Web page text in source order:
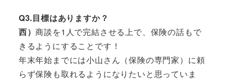
Q3.目標はありますか？
西）商談を1人で完結させる上で、保険の話もで
きるようにすることです！
年末年始までには小山さん（保険の専門家）に頼
らず保険も取れるようになりたいと思っていま